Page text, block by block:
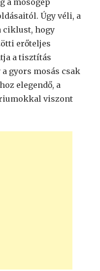
Úgy véli, a
ciklust, hogy
erőteljes
a tisztítás
gyors mosás csak
elegendő, a
viszont